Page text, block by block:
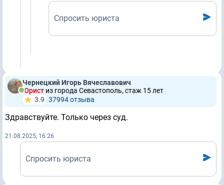
Спросить юриста
Чернецкий Игорь Вячеславович
Юрист из города Севастополь, стаж 15 лет
3.9 37994 отзывa
Здравствуйте. Только через суд.
21.08.2025, 16:26
Спросить юриста